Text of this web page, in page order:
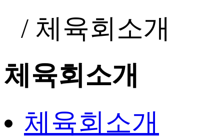
/ 체육회소개
체육회소개
체육회소개